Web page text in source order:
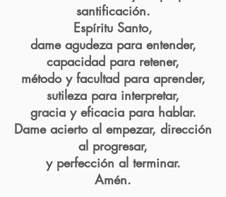
santificación.
Espíritu Santo,
dame agudeza para entender,
capacidad para retener,
método y facultad para aprender,
sutileza para interpretar,
gracia y eficacia para hablar.
Dame acierto al empezar, dirección
al progresar,
y perfección al terminar.
Amén.